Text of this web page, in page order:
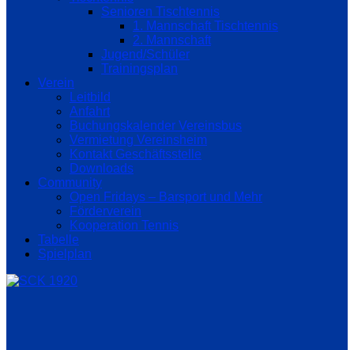
Senioren Tischtennis
1. Mannschaft Tischtennis
2. Mannschaft
Jugend/Schüler
Trainingsplan
Verein
Leitbild
Anfahrt
Buchungskalender Vereinsbus
Vermietung Vereinsheim
Kontakt Geschäftsstelle
Downloads
Community
Open Fridays – Barsport und Mehr
Förderverein
Kooperation Tennis
Tabelle
Spielplan